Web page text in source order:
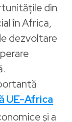
din
în Africa,
dezvoltare
UE-Africa
și a